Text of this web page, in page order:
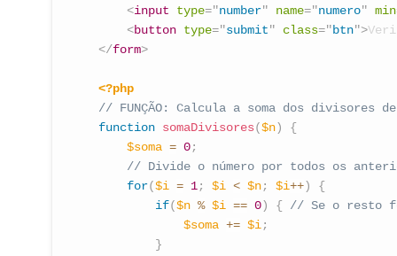
<input type="number" name="numero" min
<button type="submit" class="btn">
</form>
<?php
// FUNÇÃO: Calcula a soma dos divisores de
function somaDivisores($n)
{
$soma = 0;
// Divide o número por todos os
for($i = 1; $i < $n; $i++)
{
if($n % $i == 0) { // Se o resto
$soma += $i;
}